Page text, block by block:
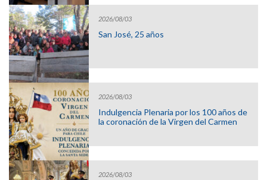
2026/08/03
San José, 25 años
2026/08/03
Indulgencia Plenaria por los 100 años de
la coronación de la Virgen del Carmen
2026/08/03